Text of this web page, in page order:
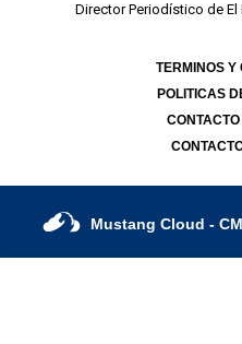
Director Periodístico de El
TERMINOS Y
POLITICAS
Mustang Cloud -